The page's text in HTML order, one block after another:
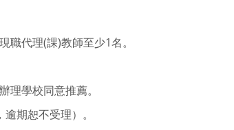
職代理(課)教師至少1名。
理學校同意推薦。
期恕不受理）。